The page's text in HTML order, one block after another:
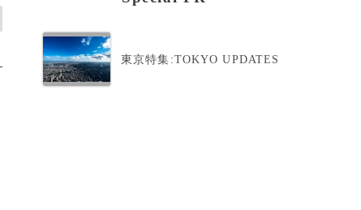
東京特集:TOKYO UPDATES